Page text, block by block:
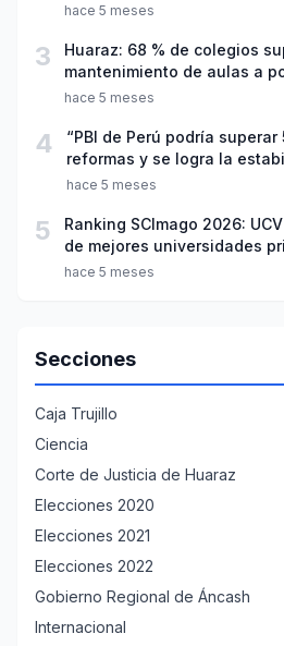
hace 5 meses
3
Huaraz: 68 % de colegios
mantenimiento de aulas a
año escolar 2026
hace 5 meses
4
“PBI de Perú podría
reformas y se logra la
hace 5 meses
5
Ranking SCImago 2026:
de mejores universidades
hace 5 meses
Secciones
Caja Trujillo
Ciencia
Corte de Justicia de Huaraz
Elecciones 2020
Elecciones 2021
Elecciones 2022
Gobierno Regional de Áncash
Internacional